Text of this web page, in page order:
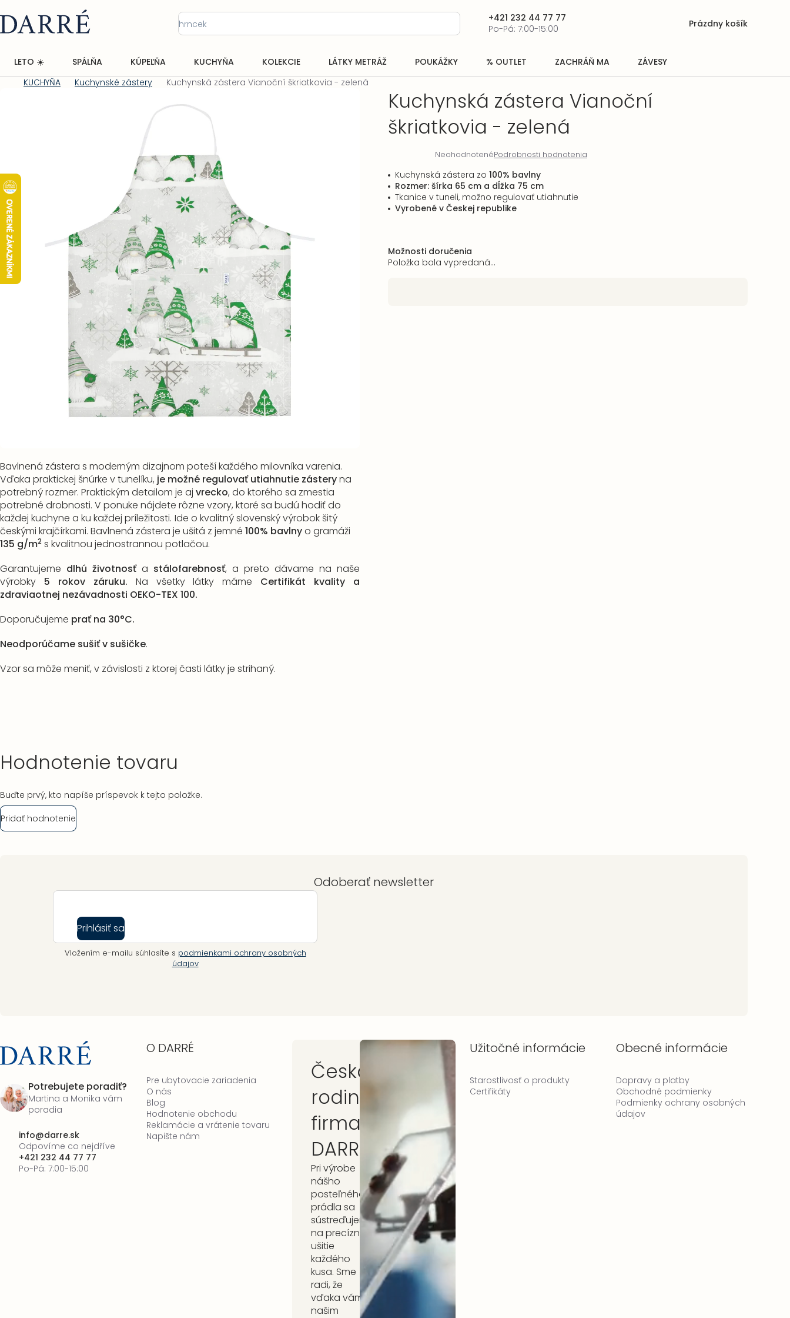
na
obsah
+421 232 44 77 77
Po-Pá: 7:00-15:00
Nákupný
Prázdny košík
LETO ☀️ SPÁLŇA KÚPEĽŇA KUCHYŇA KOLEKCIE LÁTKY METRÁŽ POUKÁŽKY % OUTLET ZACHRÁŇ MA ZÁVESY
KUCHYŇA Kuchynské zástery Kuchynská zástera Vianoční škriatkovia - zelená
Bavlnená zástera s moderným dizajnom poteší každého milovníka varenia.
Vďaka praktickej šnúrke v tunelíku, je možné regulovať utiahnutie zásteryna
potrebný rozmer. Praktickým detailom je aj vrecko, do ktorého sa zmestia
potrebné drobnosti. V ponuke nájdete rôzne vzory, ktoré sa budú hodiť do
každej kuchyne a ku každej príležitosti. Ide o kvalitný slovenský výrobok šitý
českými krajčírkami. Bavlnená zástera je ušitá z jemné 100% bavlnyo gramáži
135 g/m2 s kvalitnou jednostrannou potlačou.
Garantujeme dlhú životnosťa stálofarebnosť, a preto dávame na naše
výrobky 5 rokov záruku. Na všetky látky máme Certifikát kvality a
zdraviaotnej nezávadnosti OEKO-TEX 100.
Doporučujeme prať na 30°C.
Neodporúčame sušiť v sušičke.
Vzor sa môže meniť, v závislosti z ktorej časti látky je strihaný.
Kuchynská zástera Vianoční
škriatkovia - zelená
hodnotenie
produktu
0,0
NeohodnotenéPodrobnosti hodnotenia
Možnosti doručenia
Položka bola vypredaná…
Kuchynská zástera zo 100% bavlny
Rozmer: šírka 65 cm a dĺžka 75 cm
Tkanice v tuneli, možno regulovať utiahnutie
Vyrobené v Českej republike
Hodnotenie tovaru
Buďte prvý, kto napíše príspevok k tejto položke.
Pridať hodnotenie
Potrebujete poradiť?
Martina a Monika vám
poradia
info@darre.sk
Odpovíme co nejdříve
+421 232 44 77 77
Po-Pá: 7:00-15:00
Odoberať newsletter
Prihlásiť sa
Vložením e-mailu súhlasíte s podmienkami ochrany osobných
údajov
O DARRÉ
Pre ubytovacie zariadenia
O nás
Blog
Hodnotenie obchodu
Reklamácie a vrátenie tovaru
Napište nám
Česká
rodinná
firma
DARRÉ
Pri výrobe
nášho
posteľného
prádla sa
sústreďujeme
na precízne
ušitie
každého
kusa. Sme
radi, že
vďaka vám,
našim
Užitočné informácie
Starostlivosť o produkty
Certifikáty
Obecné informácie
Dopravy a platby
Obchodné podmienky
Podmienky ochrany osobných
údajov